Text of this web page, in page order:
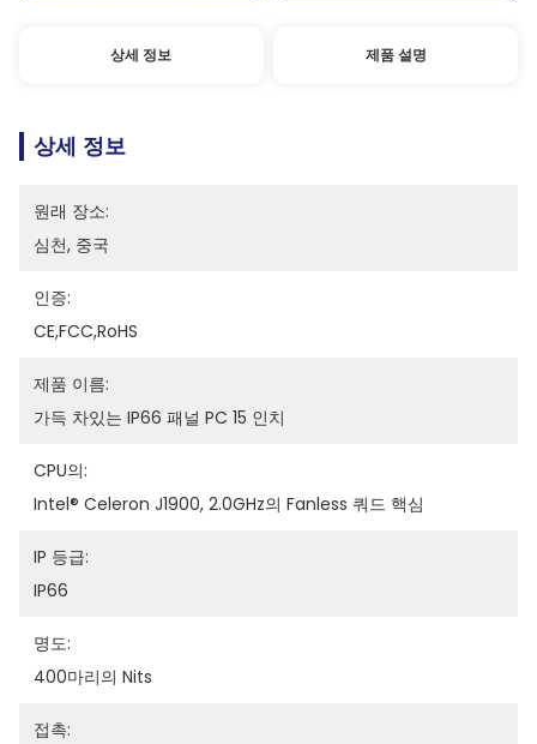
상세 정보 제품 설명
상세 정보
원래 장소:
심천, 중국
인증:
CE,FCC,RoHS
제품 이름:
가득 차있는 IP66 패널 PC 15 인치
CPU의:
Intel® Celeron J1900, 2.0GHz의 Fanless 쿼드 핵심
IP 등급:
IP66
명도:
400마리의 Nits
접촉: